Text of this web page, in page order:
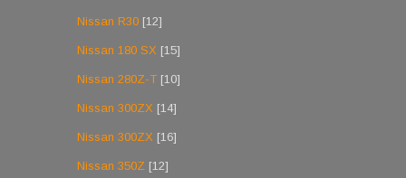
Nissan R30 [12]
Nissan 180 SX [15]
Nissan 280Z-T [10]
Nissan 300ZX [14]
Nissan 300ZX [16]
Nissan 350Z [12]